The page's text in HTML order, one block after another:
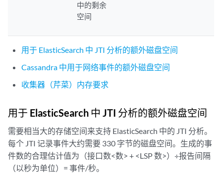
中的剩余
空间
用于 ElasticSearch 中 JTI 分析的额外磁盘空间
Cassandra 中用于网络事件的额外磁盘空间
收集器（芹菜）内存要求
用于 ElasticSearch 中 JTI 分析的额外磁盘空间
需要相当大的存储空间来支持 ElasticSearch 中的 JTI 分析。
每个 JTI 记录事件大约需要 330 字节的磁盘空间。生成的事
件数的合理估计值为（接口数<数> + <LSP 数>）÷报告间隔
（以秒为单位）= 事件/秒。